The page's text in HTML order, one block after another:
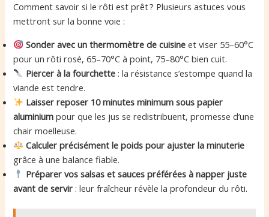
Comment savoir si le rôti est prêt ? Plusieurs astuces vous
mettront sur la bonne voie :
Sonder avec un thermomètre de cuisine et viser 55–60°C
pour un rôti rosé, 65–70°C à point, 75–80°C bien cuit.
Piercer à la fourchette : la résistance s’estompe quand la
viande est tendre.
Laisser reposer 10 minutes minimum sous papier
aluminium pour que les jus se redistribuent, promesse d’une
chair moelleuse.
Calculer précisément le poids pour ajuster la minuterie
grâce à une balance fiable.
Préparer vos salsas et sauces préférées à napper juste
avant de servir : leur fraîcheur révèle la profondeur du rôti.